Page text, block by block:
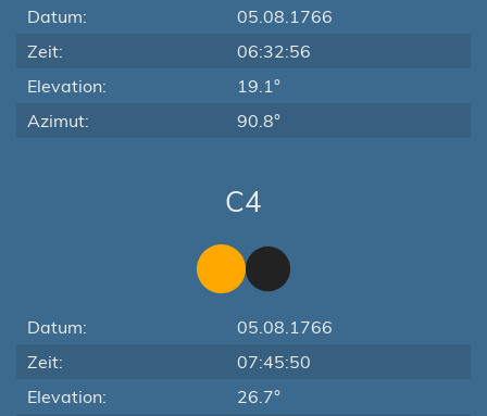
Datum:
05.08.1766
Zeit:
06:32:56
Elevation:
19.1°
Azimut:
90.8°
C4
Datum:
05.08.1766
Zeit:
07:45:50
Elevation:
26.7°